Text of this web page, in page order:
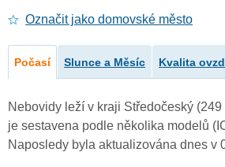
Označit jako domovské město
Počasí Slunce a Měsíc Kvalita
Nebovidy leží v kraji Středočeský
je sestavena podle několika modelů
Naposledy byla aktualizována dnes v